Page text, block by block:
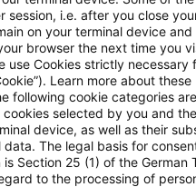
Kommission und Rat
Regelungen werden
Verschärfung der
folgend den
bestehender
Originaldatum 24. August
session, i.e. after you close
on your terminal device
browser the next time you
use Cookies strictly
Learn more about
following cookie categories
cookies selected by you and
device, as well as their
data. The legal basis for
is Section 25 (1) of the
to the processing of